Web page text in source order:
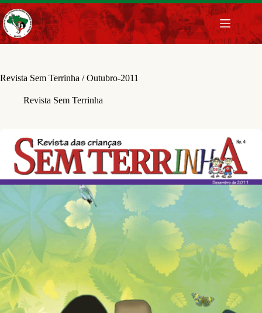
Pular
para
o
conteúdo
Revista Sem Terrinha / Outubro-2011
Revista Sem Terrinha